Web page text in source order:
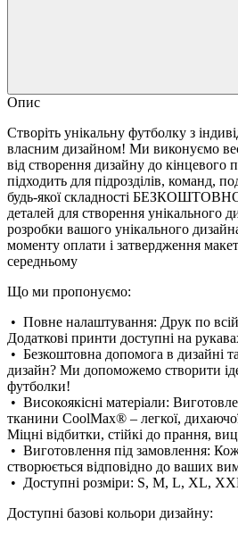
Опис
Створіть унікальну футболку з
власним дизайном! Ми виконуємо
від створення дизайну до кінцевого
підходить для підрозділів, команд,
будь-якої складності
деталей для створення унікального
розробки вашого унікального
моменту оплати і затвердження
середньому
Що ми пропонуємо:
• Повне налаштування: Друк по
Додаткові принти доступні на
• Безкоштовна допомога в дизайні
дизайн? Ми допоможемо створити
футболки!
• Високоякісні матеріали:
тканини CoolMax® – легкої,
Міцні відбитки, стійкі до прання,
• Виготовлення під замовлення:
створюється відповідно до ваших
• Доступні розміри: S, M, L, XL,
Доступні базові кольори дизайну: